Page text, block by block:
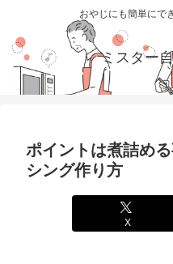
おやじにも簡単にで
ミスター
ポイントは煮詰め
シング作り方
X